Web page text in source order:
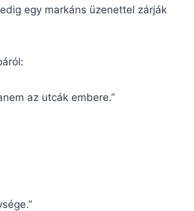
egy markáns üzenettel zárják
az utcák embere.”